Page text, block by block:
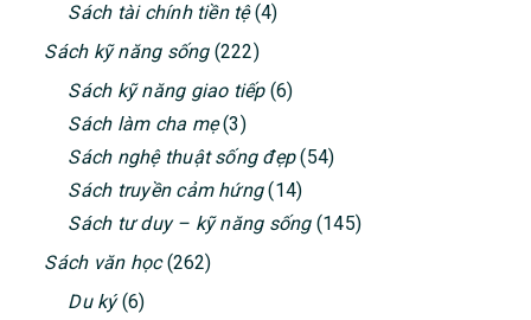
Sách tài chính tiền tệ(4)
Sách kỹ năng sống(222)
Sách kỹ năng giao tiếp(6)
Sách làm cha mẹ(3)
Sách nghệ thuật sống đẹp(54)
Sách truyền cảm hứng(14)
Sách tư duy – kỹ năng sống(145)
Sách văn học(262)
Du ký(6)